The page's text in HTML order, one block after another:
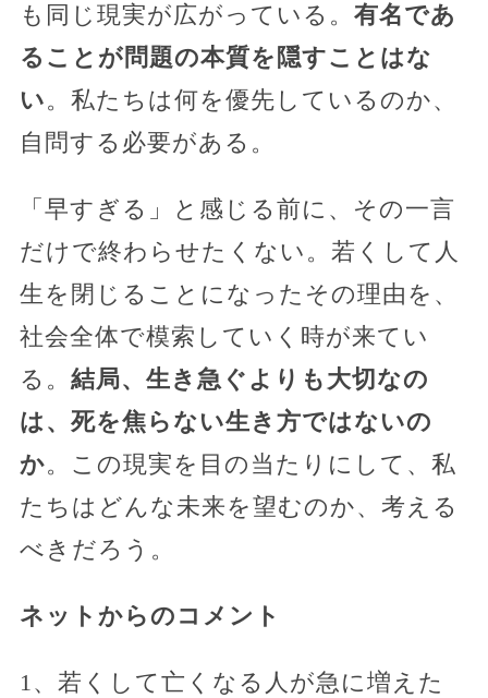
も同じ現実が広がっている。 有名であ
ることが問題の本質を隠すことはな
い。私たちは何を優先しているのか、
自問する必要がある。
「早すぎる」と感じる前に、その一言
だけで終わらせたくない。若くして人
生を閉じることになったその理由を、
社会全体で模索していく時が来てい
る。 結局、生き急ぐよりも大切なの
は、死を焦らない生き方ではないの
か。この現実を目の当たりにして、私
たちはどんな未来を望むのか、考える
べきだろう。
ネットからのコメント
1、若くして亡くなる人が急に増えた